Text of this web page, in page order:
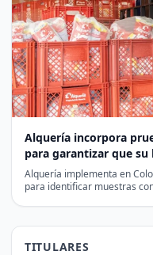
Alquería incorpora
para garantizar que su
Alquería implementa en
para identificar muestras
TITULARES